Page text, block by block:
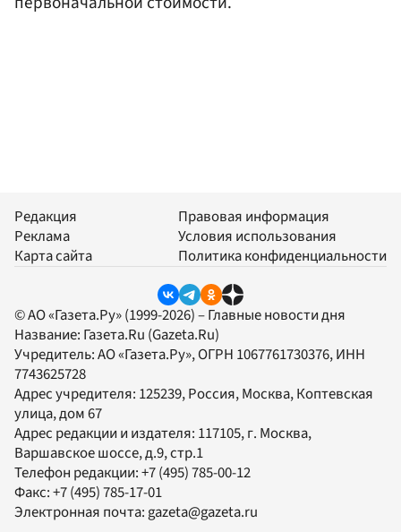
Редакция
Реклама
Карта сайта
Правовая информация
Условия использования
Политика конфиденциальности
© АО «Газета.Ру» (1999-2026) – Главные новости дня
Название: Газета.Ru (Gazeta.Ru)
Учредитель:АО «Газета.Ру», ОГРН 1067761730376, ИНН
7743625728
Адрес учредителя: 125239, Россия, Москва, Коптевская
улица, дом 67
Адрес редакции и издателя: 117105, г. Москва,
Варшавское шоссе, д.9, стр.1
Телефон редакции:+7 (495) 785-00-12
Факс:+7 (495) 785-17-01
Электронная почта:gazeta@gazeta.ru